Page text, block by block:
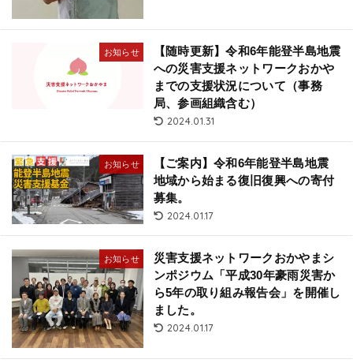
お知らせ
【随時更新】令和6年能登半島地震
への災害支援ネットワークおかや
までの支援状況について（事務
局、参画組織含む）
2024.01.31
お知らせ
【ご案内】令和6年能登半島地震
地域から始まる復旧復興への寄付
募集。
2024.01.17
お知らせ
災害支援ネットワークおかやまシ
ンポジウム「平成30年豪雨災害か
ら5年の取り組み報告会」を開催し
ました。
2024.01.17